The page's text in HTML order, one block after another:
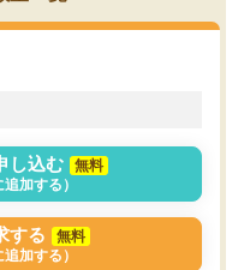
し込む
無料
追加する）
する
無料
追加する）